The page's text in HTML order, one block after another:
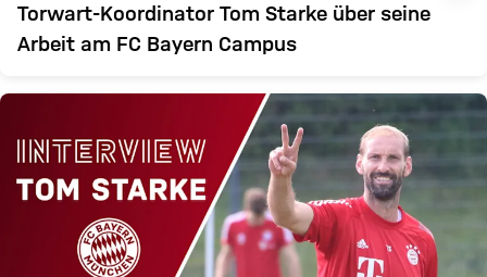
Torwart-Koordinator Tom Starke über seine
Arbeit am FC Bayern Campus